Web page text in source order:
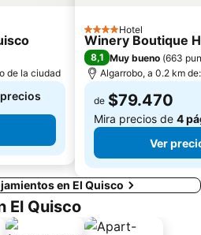
de la ciudad
4 Estrellas
Hotel
Winery Boutique
8,1 Muy bueno (663
Algarrobo, a 0.2 km
de $79.470
Mira precios de 4
Ver
en El Quisco
El Quisco